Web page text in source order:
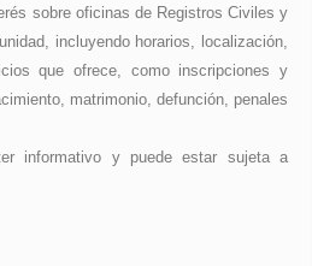
sobre oficinas de Registros Civiles y
incluyendo horarios, localización,
que ofrece, como inscripciones y
matrimonio, defunción, penales
informativo y puede estar sujeta a